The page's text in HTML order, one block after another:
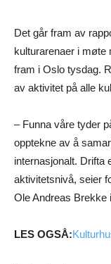
Det går fram av
kulturarenaer i
fram i Oslo tysdag.
av aktivitet på alle
– Funna våre tyder
opptekne av å
internasjonalt. Drifta
aktivitetsnivå, seier
Ole Andreas Brekke
LES OGSÅ: